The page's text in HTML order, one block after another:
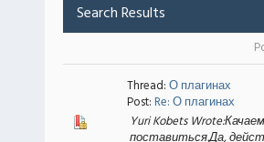
Search Results
Thread:О плагинах
Post:Re: О плагинах
Yuri Kobets
поставиться.Да,